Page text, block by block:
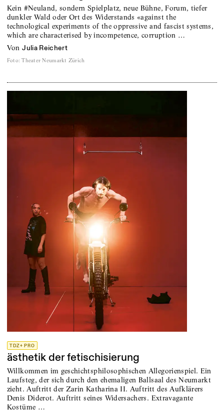
Kein #Neuland, sondern Spielplatz, neue Bühne, Forum, tiefer
dunkler Wald oder Ort des Widerstands «against the
technological experiments of the oppressive and fascist systems,
which are characterised by incompetence, corruption …
von Julia Reichert
Foto: Theater Neumarkt Zürich
TDZ+ PRO
ästhetik der fetischisierung
Willkommen im geschichtsphilosophischen ­Allegorienspiel. Ein
Laufsteg, der sich durch den ehemaligen Ballsaal des Neumarkt
zieht. Auftritt der Zarin Katharina II. Auftritt des Aufklärers
Denis Diderot. Auftritt seines Widersachers. ­Extravagante
Kostüme …